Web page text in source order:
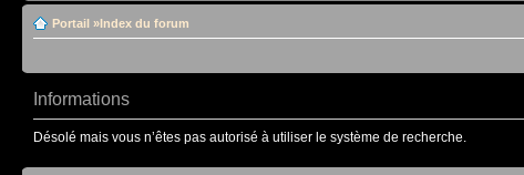
Portail »Index du forum
Informations
Désolé mais vous n’êtes pas autorisé à utiliser le système de recherche.